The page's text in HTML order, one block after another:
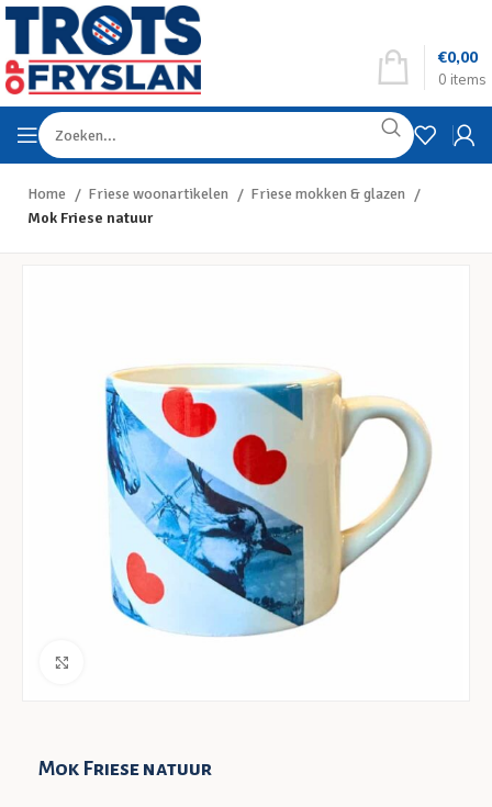
0 items
€0,00
Home Friese woonartikelen
Friese mokken & glazen
Mok Friese natuur
Mok Friese natuur